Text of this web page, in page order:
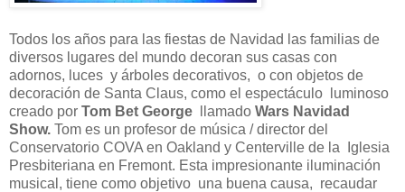
Todos los años para las fiestas de Navidad las familias de
diversos lugares del mundo decoran sus casas con
adornos, luces y árboles decorativos, o con objetos de
decoración de Santa Claus, como el espectáculo luminoso
creado por Tom Bet George llamado Wars Navidad
Show. Tom es un profesor de música / director del
Conservatorio COVA en Oakland y Centerville de la Iglesia
Presbiteriana en Fremont. Esta impresionante iluminación
musical, tiene como objetivo una buena causa, recaudar